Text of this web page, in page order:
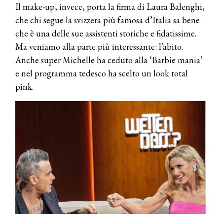
Il make-up, invece, porta la firma di Laura Balenghi,
che chi segue la svizzera più famosa d’Italia sa bene
che è una delle sue assistenti storiche e fidatissime.
Ma veniamo alla parte più interessante: l’abito.
Anche super Michelle ha ceduto alla ‘Barbie mania’
e nel programma tedesco ha scelto un look total
pink.